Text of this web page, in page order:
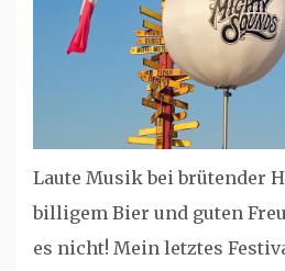
Laute Musik bei brütender
billigem Bier und guten
es nicht! Mein letztes